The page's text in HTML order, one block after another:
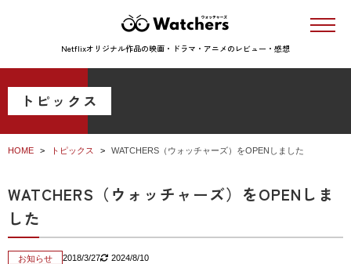
Netflixオリジナル作品の映画・ドラマ・アニメのレビュー・感想
トピックス
HOME トピックス WATCHERS（ウォッチャーズ）をOPENしました
WATCHERS（ウォッチャーズ）をOPENしま
した
お知らせ 2018/3/27 2024/8/10